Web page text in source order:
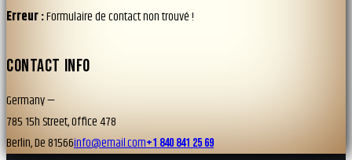
Erreur :Formulaire de contact non trouvé !
CONTACT INFO
Germany —
785 15h Street, Office 478
Berlin, De 81566info@email.com+1 840 841 25 69